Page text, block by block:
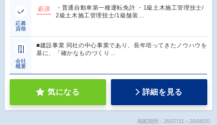
応募
資格
必須
・普通自動車第一種運転免許 ・1級土木施工管理技士/
2級土木施工管理技士/1級舗装…
会社
概要
■建設事業 同社の中心事業であり、長年培ってきたノウハウを
基に、「確かなものづくり…
気になる 詳細を見る
掲載期間：26/07/31～26/08/20